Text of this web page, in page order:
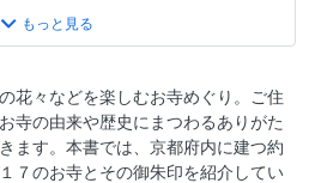
プ
入門
印の読み方
花々などを楽しむお寺めぐり。ご住
寺の由来や歴史にまつわるありがた
ます。本書では、京都府内に建つ約
７のお寺とその御朱印を紹介してい